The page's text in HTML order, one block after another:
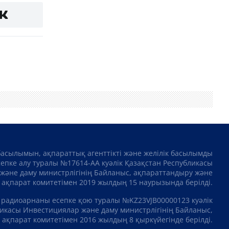
ақпараттық агенттікті және желілік басылымды
алу туралы №17614-АА куәлік Қазақстан Республикасы
даму министрлігінің Байланыс, ақпараттандыру және
ақпарат комитетімен 2019 жылдың 15 наурызында берілді.
есепке қою туралы №KZ23VJB00000123 куәлік
Инвестициялар және даму министрлігінің Байланыс,
комитетімен 2016 жылдың 8 қыркүйегінде берілді.